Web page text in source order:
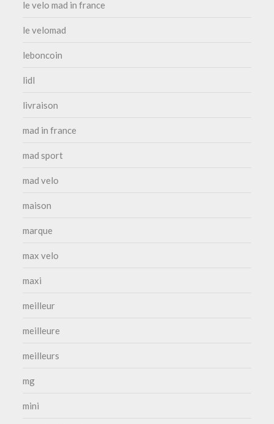
le velo mad in france
le velomad
leboncoin
lidl
livraison
mad in france
mad sport
mad velo
maison
marque
max velo
maxi
meilleur
meilleure
meilleurs
mg
mini